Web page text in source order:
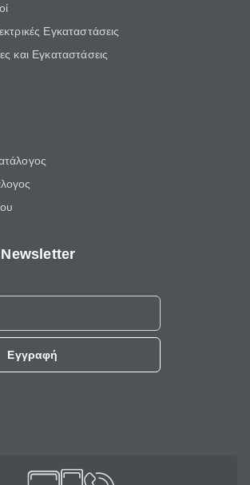
Εγκαταστάσεις
και Εγκαταστάσεις
Εγγραφή